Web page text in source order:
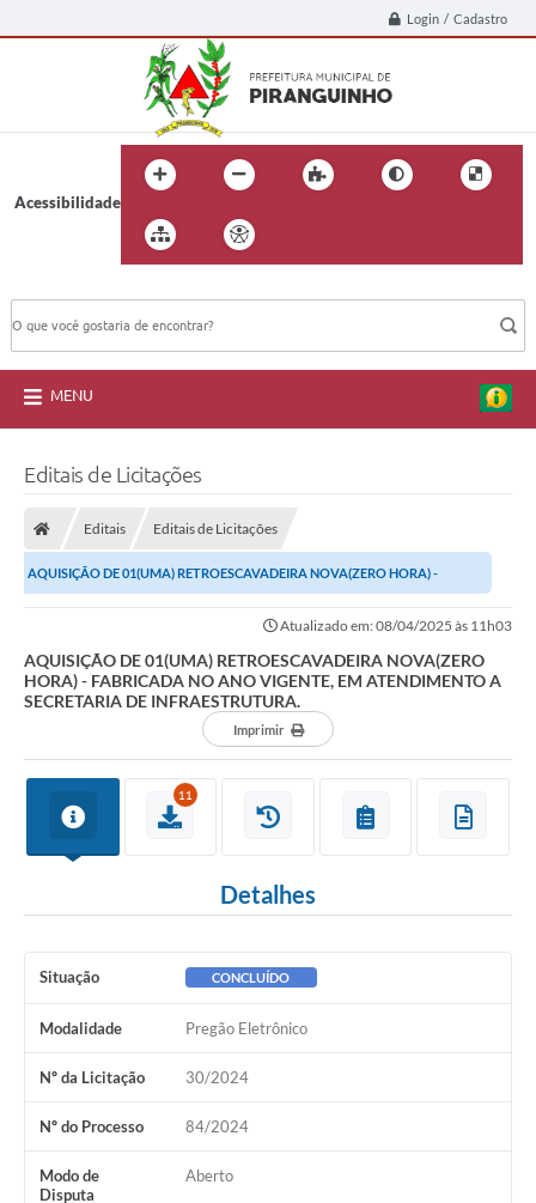
Login / Cadastro
Acessibilidade
MENU
Editais de Licitações
Editais Editais de Licitações
AQUISIÇÃO DE 01(UMA) RETROESCAVADEIRA NOVA(ZERO HORA) -
Atualizado em: 08/04/2025 às 11h03
AQUISIÇÃO DE 01(UMA) RETROESCAVADEIRA NOVA(ZERO
HORA) - FABRICADA NO ANO VIGENTE, EM ATENDIMENTO A
SECRETARIA DE INFRAESTRUTURA.
Imprimir
11
Detalhes
Situação CONCLUÍDO
Modalidade Pregão Eletrônico
Nº da Licitação 30/2024
Nº do Processo 84/2024
Modo de
Disputa
Aberto